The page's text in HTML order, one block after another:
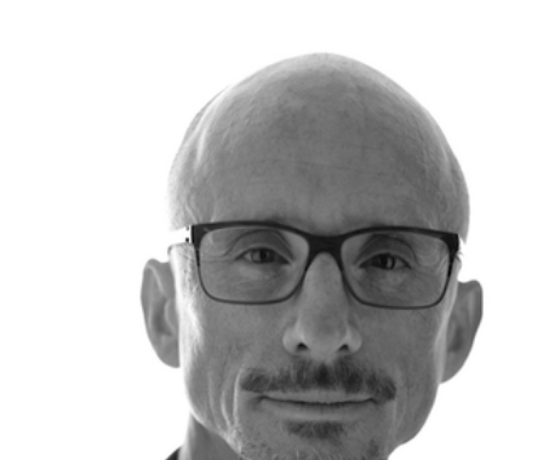
Nossa rede
Nossa comunidade